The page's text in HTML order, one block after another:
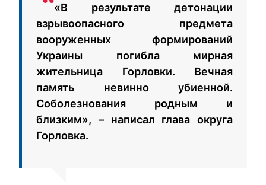
«В результате детонации
взрывоопасного предмета
вооруженных формирований
Украины погибла мирная
жительница Горловки. Вечная
память невинно убиенной.
Соболезнования родным и
близким», – написал глава округа
Горловка.